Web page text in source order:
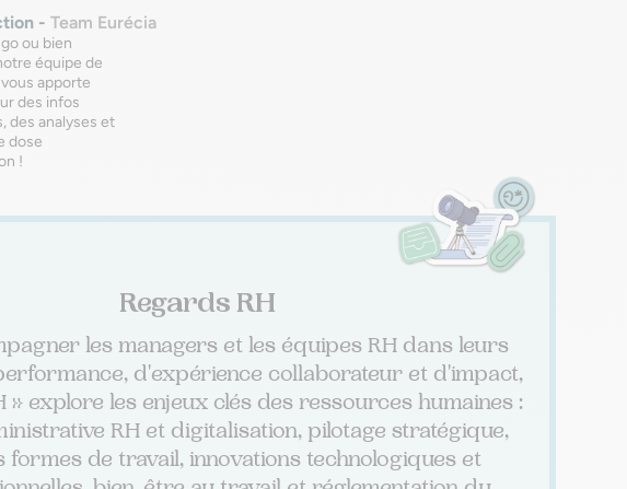
- Team Eurécia
ou bien
équipe de
apporte
des infos
des analyses et
dose
!
Regards RH
les managers et les équipes RH dans leurs
d'expérience collaborateur et d'impact,
» explore les enjeux clés des ressources humaines :
RH et digitalisation, pilotage stratégique,
formes de travail, innovations technologiques et